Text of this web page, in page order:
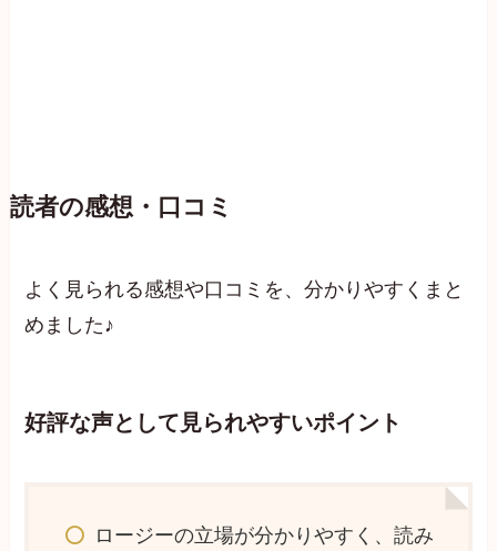
読者の感想・口コミ
よく見られる感想や口コミを、分かりやすくまと
めました♪
好評な声として見られやすいポイント
ロージーの立場が分かりやすく、読み